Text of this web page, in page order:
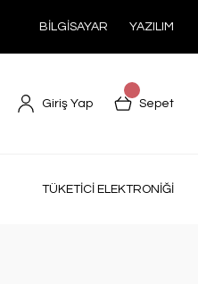
BİLGİSAYAR YAZILIM
Giriş Yap Sepet
TÜKETİCİ ELEKTRONİĞİ